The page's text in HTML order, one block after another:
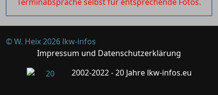
© W. Heix 2026 lkw-infos
Impressum und Datenschutzerklärung
2002-2022 - 20 Jahre lkw-infos.eu